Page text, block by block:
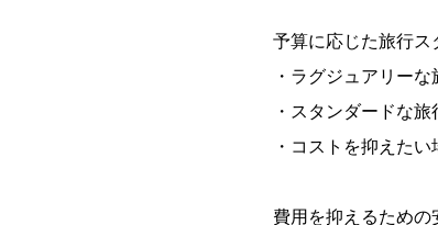
予算に応じた旅行ス
・ラグジュアリー
・スタンダードな
・コストを抑えた
費用を抑えるための